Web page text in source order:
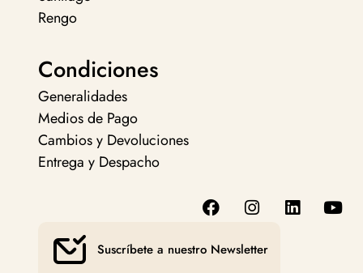
Rengo
Condiciones
Generalidades
Medios de Pago
Cambios y Devoluciones
Entrega y Despacho
Suscríbete a nuestro Newsletter